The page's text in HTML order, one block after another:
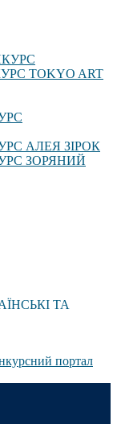
TOKYO ART
АЛЕЯ ЗІРОК
ЗОРЯНИЙ
ТА
портал